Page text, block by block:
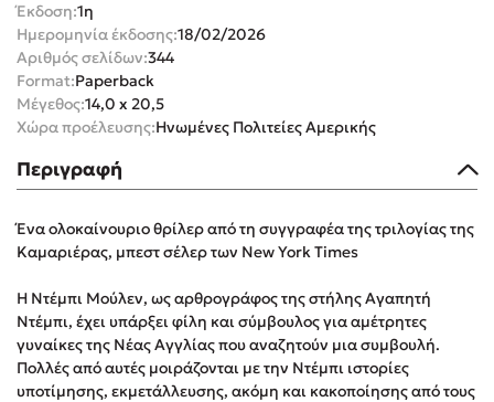
Δημοφιλείς Συγγραφείς
Φυστίκι ΠουΚυλάει
El Sombrero
Sebastian Fitzek
Freida McFadden
Κατρίνα Τσάνταλη
Lucinda Riley
Έκδοση:1η
Ημερομηνία έκδοσης:18/02/2026
Αριθμός σελίδων:344
Format:Paperback
Μέγεθος:14,0 x 20,5
Χώρα προέλευσης:Ηνωμένες Πολιτείες Αμερικής
Περιγραφή
Ένα ολοκαίνουριο θρίλερ από τη συγγραφέα της τριλογίας της
Καμαριέρας, μπεστ σέλερ των New York Times
Η Ντέμπι Μούλεν, ως αρθρογράφος της στήλης Αγαπητή
Ντέμπι, έχει υπάρξει φίλη και σύμβουλος για αμέτρητες
γυναίκες της Νέας Αγγλίας που αναζητούν μια συμβουλή.
Πολλές από αυτές μοιράζο­νται με την Ντέμπι ιστορίες
υποτίμησης, εκμετάλλευσης, ακόμη και κακοποίησης από τους